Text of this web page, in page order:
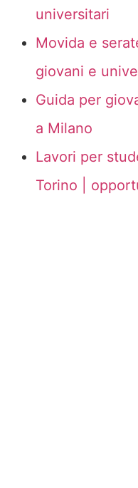
universitari
Movida e
giovani e
Guida per
a Milano
Lavori per
Torino |